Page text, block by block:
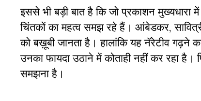
इससे भी बड़ी बात है कि जो प्रकाशन मुख्यधारा
चिंतकों का महत्व समझ रहे हैं। आंबेडकर,
को बख़ूबी जानता है। हालांकि यह नॅरेटीव गढ़ने
उनका फायदा उठाने में कोताही नहीं कर रहा
समझना है।